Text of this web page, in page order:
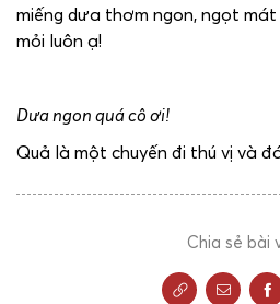
miếng dưa thơm ngon, ngọt
mỏi luôn ạ!
Dưa ngon quá cô ơi!
Quả là một chuyến đi thú vị và
Chia sẻ bài